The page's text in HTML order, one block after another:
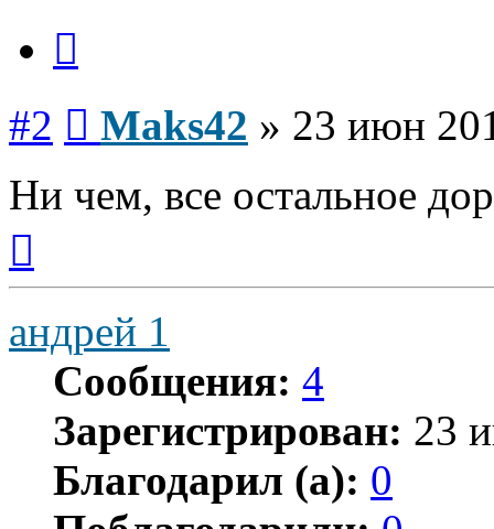
#2 Maks42 » 23 июн
Ни чем, все остальное
началу
андрей 1
Сообщения: 4
Зарегистрирован: 23
Благодарил (а): 0